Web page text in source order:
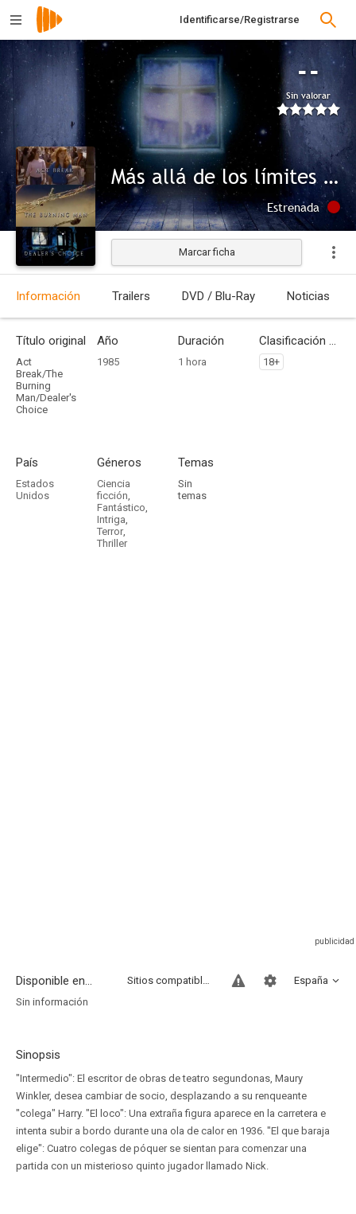
Identificarse/Registrarse
--
Sin valorar
Más allá de los límites de la realidad: Intermedio/El loco/El que baraja elige
Estrenada
Marcar ficha
Información Trailers DVD / Blu-Ray Noticias
Título original
Act
Break/The
Burning
Man/Dealer's
Choice
Año
1985
Duración
1 hora
Clasificación por edades
18+
País
Estados
Unidos
Géneros
Ciencia
ficción,
Fantástico,
Intriga,
Terror,
Thriller
Temas
Sin
temas
Disponible en... España
Sitios compatibles
Sin información
Sinopsis
"Intermedio": El escritor de obras de teatro segundonas, Maury
Winkler, desea cambiar de socio, desplazando a su renqueante
"colega" Harry. "El loco": Una extraña figura aparece en la carretera e
intenta subir a bordo durante una ola de calor en 1936. "El que baraja
elige": Cuatro colegas de póquer se sientan para comenzar una
partida con un misterioso quinto jugador llamado Nick.